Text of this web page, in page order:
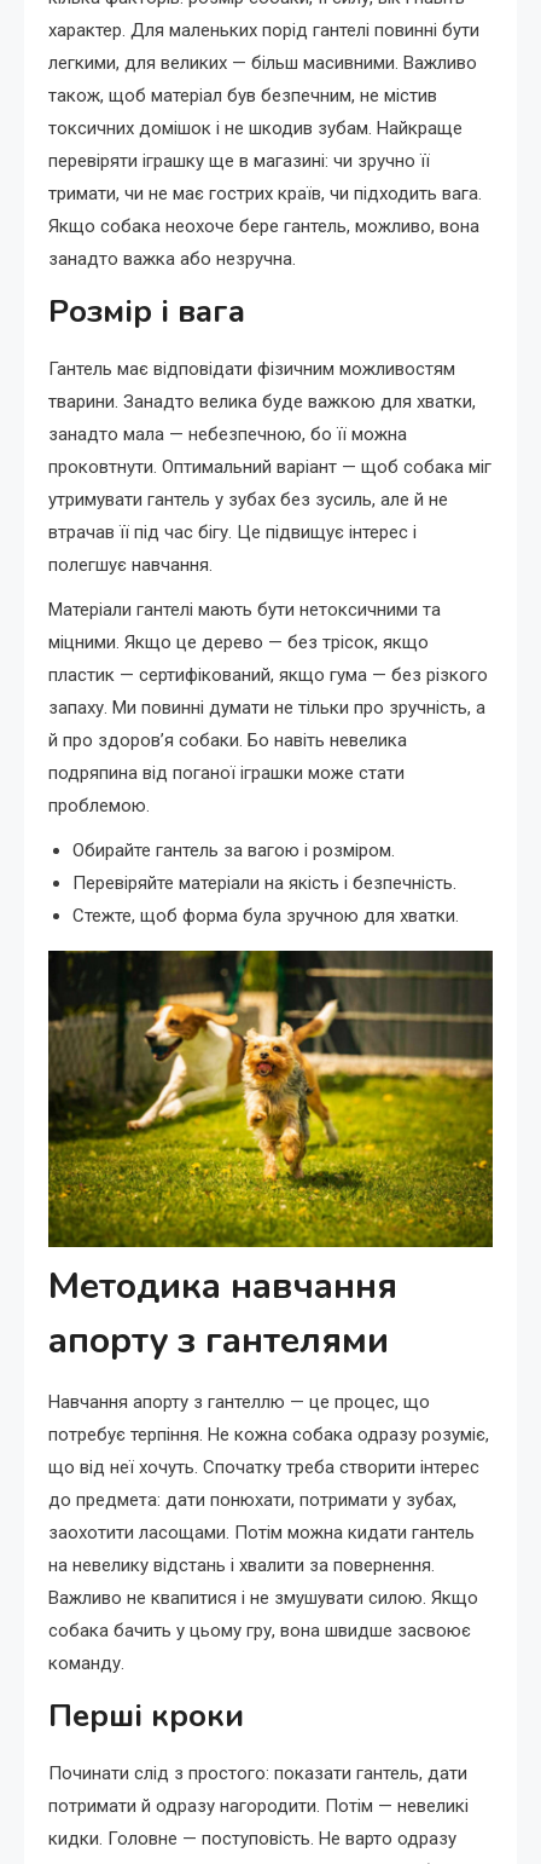
характер. Для маленьких порід гантелі повинні бути
легкими, для великих — більш масивними. Важливо
також, щоб матеріал був безпечним, не містив
токсичних домішок і не шкодив зубам. Найкраще
перевіряти іграшку ще в магазині: чи зручно її
тримати, чи не має гострих країв, чи підходить вага.
Якщо собака неохоче бере гантель, можливо, вона
занадто важка або незручна.
Розмір і вага
Гантель має відповідати фізичним можливостям
тварини. Занадто велика буде важкою для хватки,
занадто мала — небезпечною, бо її можна
проковтнути. Оптимальний варіант — щоб собака міг
утримувати гантель у зубах без зусиль, але й не
втрачав її під час бігу. Це підвищує інтерес і
полегшує навчання.
Матеріали гантелі мають бути нетоксичними та
міцними. Якщо це дерево — без трісок, якщо
пластик — сертифікований, якщо гума — без різкого
запаху. Ми повинні думати не тільки про зручність, а
й про здоров’я собаки. Бо навіть невелика
подряпина від поганої іграшки може стати
проблемою.
Обирайте гантель за вагою і розміром.
Перевіряйте матеріали на якість і безпечність.
Стежте, щоб форма була зручною для хватки.
Методика навчання
апорту з гантелями
Навчання апорту з гантеллю — це процес, що
потребує терпіння. Не кожна собака одразу розуміє,
що від неї хочуть. Спочатку треба створити інтерес
до предмета: дати понюхати, потримати у зубах,
заохотити ласощами. Потім можна кидати гантель
на невелику відстань і хвалити за повернення.
Важливо не квапитися і не змушувати силою. Якщо
собака бачить у цьому гру, вона швидше засвоює
команду.
Перші кроки
Починати слід з простого: показати гантель, дати
потримати й одразу нагородити. Потім — невеликі
кидки. Головне — поступовість. Не варто одразу